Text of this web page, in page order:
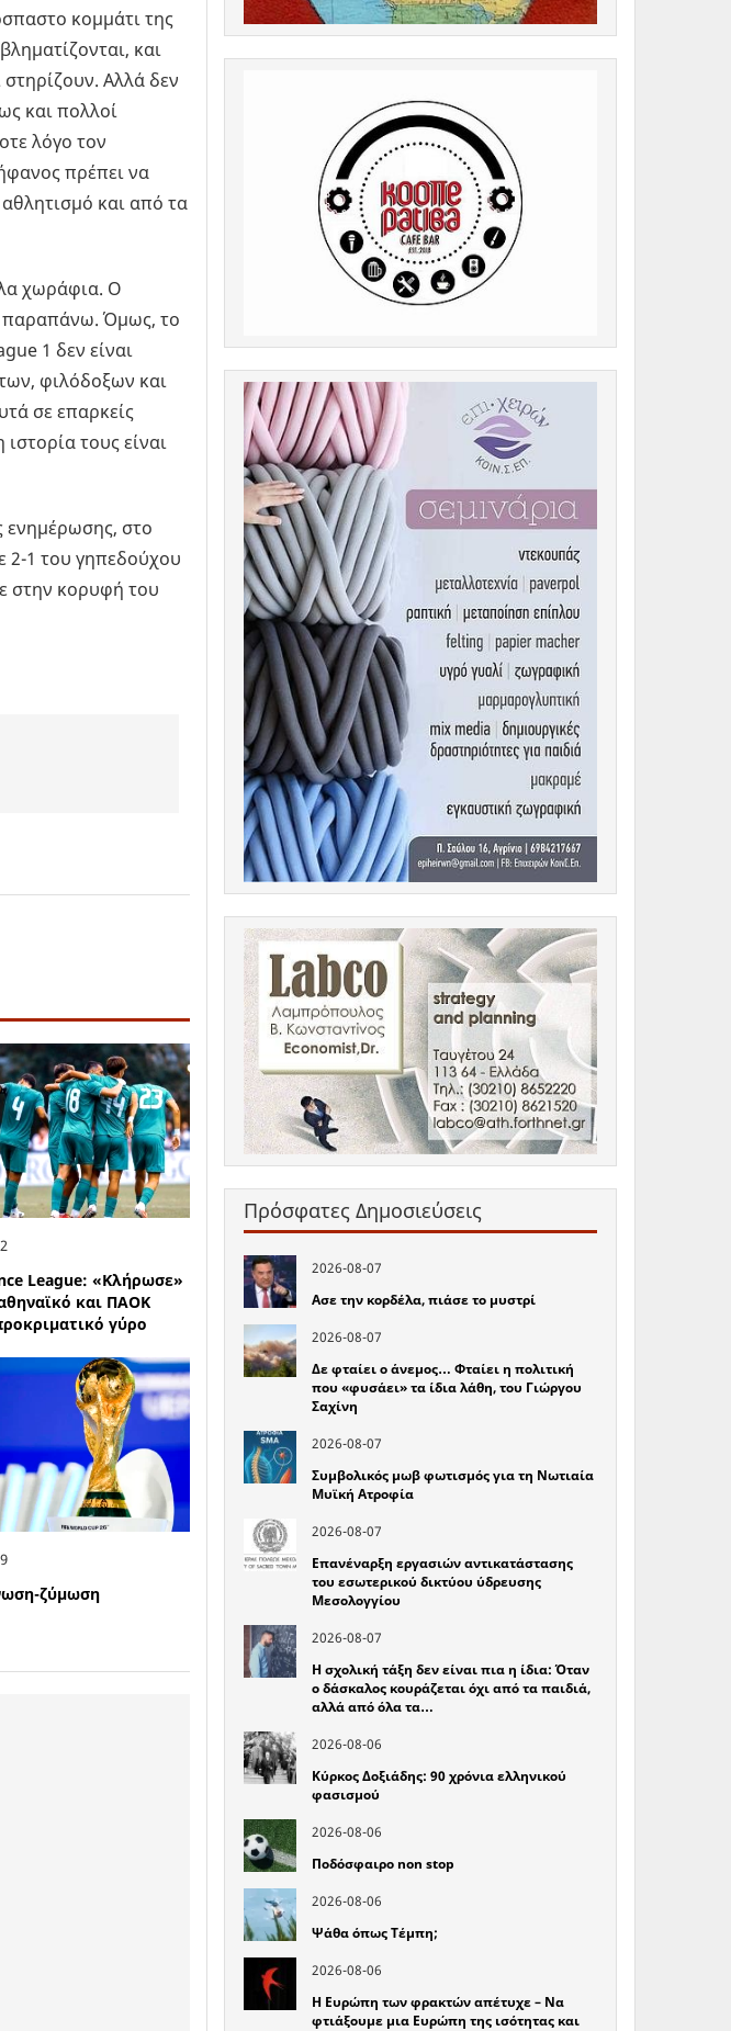
κομμάτι της
και
στηρίζουν. Αλλά δεν
και πολλοί
λόγο τον
πρέπει να
αθλητισμό και από τα
χωράφια. Ο
παραπάνω. Όμως, το
1 δεν είναι
φιλόδοξων και
σε επαρκείς
τους είναι
ενημέρωσης, στο
2-1 του γηπεδούχου
στην κορυφή του
League: «Κλήρωσε»
και ΠΑΟΚ
γύρο
ζύμωση
Πρόσφατες Δημοσιεύσεις
2026-08-07
Ασε την κορδέλα, πιάσε το μυστρί
2026-08-07
Δε φταίει ο άνεμος… Φταίει η πολιτική
που «φυσάει» τα ίδια λάθη, του Γιώργου
Σαχίνη
2026-08-07
Συμβολικός μωβ φωτισμός για τη Νωτιαία
Μυϊκή Ατροφία
2026-08-07
Επανέναρξη εργασιών αντικατάστασης
του εσωτερικού δικτύου ύδρευσης
Μεσολογγίου
2026-08-07
Η σχολική τάξη δεν είναι πια η ίδια: Όταν
ο δάσκαλος κουράζεται όχι από τα παιδιά,
αλλά από όλα τα…
2026-08-06
Κύρκος Δοξιάδης: 90 χρόνια ελληνικού
φασισμού
2026-08-06
Ποδόσφαιρο non stop
2026-08-06
Ψάθα όπως Τέμπη;
2026-08-06
Η Ευρώπη των φρακτών απέτυχε – Να
φτιάξουμε μια Ευρώπη της ισότητας και